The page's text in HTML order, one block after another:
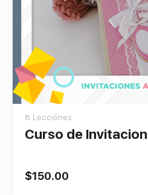
8 Lecciónes
Curso de
$150.00